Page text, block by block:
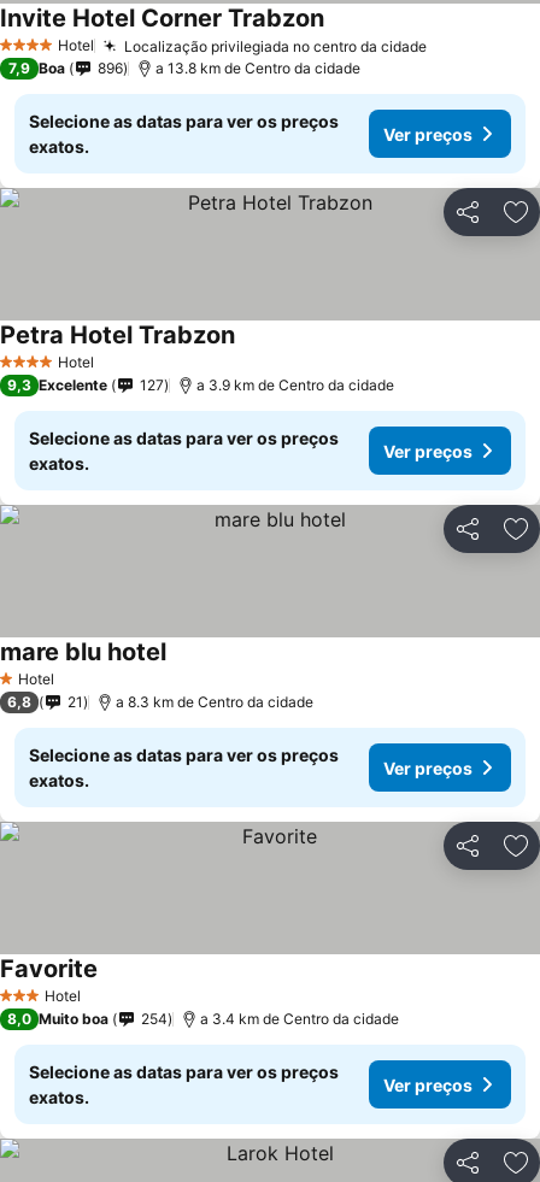
4 EstrelasHotel Localização privilegiada no centro da cidade
Invite Hotel Corner Trabzon
7,9 Boa 896 a 13.8 km de Centro da cidade
Selecione as datas para ver os preços
exatos.
Ver preços
Partilhar
4 EstrelasHotel
Petra Hotel Trabzon
9,3 Excelente 127 a 3.9 km de Centro da cidade
Selecione as datas para ver os preços
exatos.
Ver preços
Partilhar
1 Estrelas
Hotel
mare blu hotel
6,8 21 a 8.3 km de Centro da cidade
Selecione as datas para ver os preços
exatos.
Ver preços
Partilhar
3 EstrelasHotel
Favorite
8,0 Muito boa 254 a 3.4 km de Centro da cidade
Selecione as datas para ver os preços
exatos.
Ver preços
Partilhar